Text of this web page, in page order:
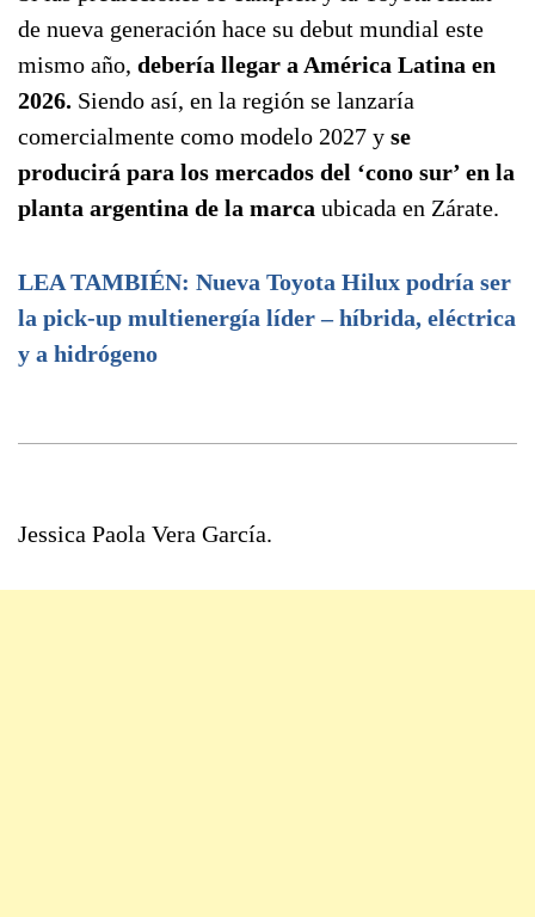
de nueva generación hace su debut mundial este
mismo año, debería llegar a América Latina en
2026. Siendo así, en la región se lanzaría
comercialmente como modelo 2027 y se
producirá para los mercados del ‘cono sur’ en la
planta argentina de la marca ubicada en Zárate.
LEA TAMBIÉN: Nueva Toyota Hilux podría ser
la pick-up multienergía líder – híbrida, eléctrica
y a hidrógeno
Jessica Paola Vera García.